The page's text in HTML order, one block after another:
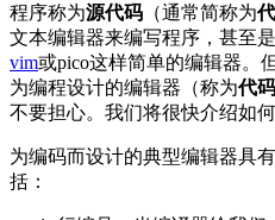
程序称为源代码 （通常简称为
文本编辑器来编写程序，甚至
vim或pico这样简单的编辑器。
为编程设计的编辑器（称为代
不要担心。我们将很快介绍如
为编码而设计的典型编辑器具
括：